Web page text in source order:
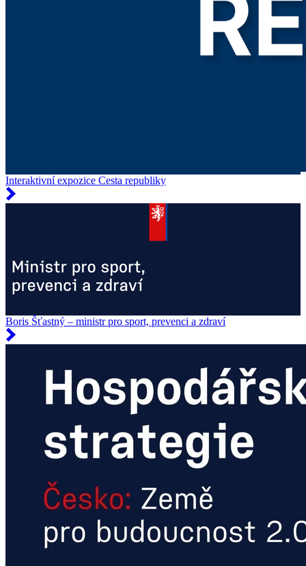
Interaktivní expozice Cesta republiky
Boris Šťastný – ministr pro sport, prevenci a zdraví